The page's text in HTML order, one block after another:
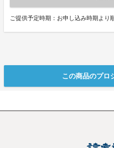
ご提供予定時期：お申し込み時期より
この商品のプロ